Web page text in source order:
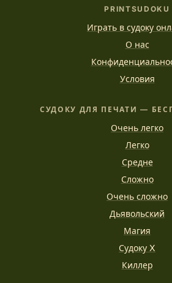
PRINTSUDOKU
Играть в судоку
О нас
Условия
СУДОКУ ДЛЯ ПЕЧАТИ —
Очень легко
Легко
Средне
Сложно
Очень сложно
Дьявольский
Магия
Судоку X
Киллер